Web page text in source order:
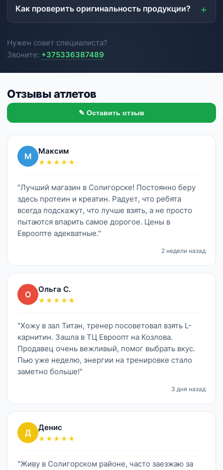
Как проверить оригинальность продукции?
Нужен совет специалиста?
Звоните: +375336387489
Отзывы атлетов
✎ Оставить отзыв
М Максим
★★★★★
"Лучший магазин в Солигорске! Постоянно беру
здесь протеин и креатин. Радует, что ребята
всегда подскажут, что лучше взять, а не просто
пытаются впарить самое дорогое. Цены в
Евроопте адекватные."
2 недели назад
О Ольга С.
★★★★★
"Хожу в зал Титан, тренер посоветовал взять L-
карнитин. Зашла в ТЦ Евроопт на Козлова.
Продавец очень вежливый, помог выбрать вкус.
Пью уже неделю, энергии на тренировке стало
заметно больше!"
3 дня назад
Д Денис
★★★★★
"Живу в Солигорском районе, часто заезжаю за